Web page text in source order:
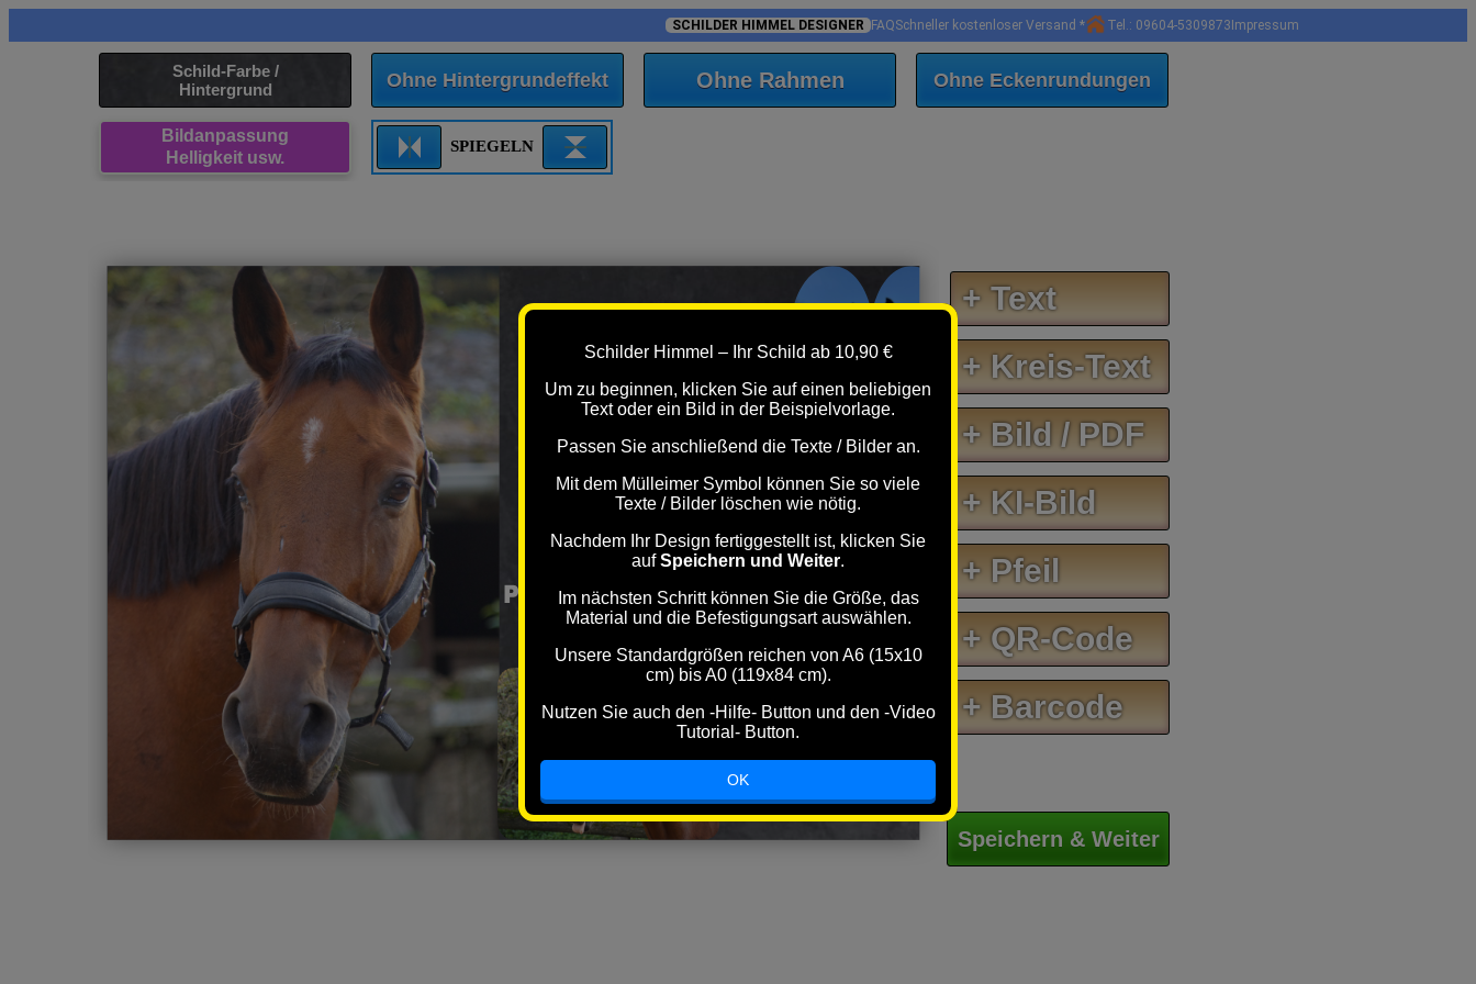
SCHILDER HIMMEL DESIGNER FAQSchneller kostenloser Versand * Tel.: 09604-5309873 Impressum
Schild-Farbe /
Hintergrund
Ohne Hintergrundeffekt Ohne Rahmen Ohne Eckenrundungen
Bildanpassung
Helligkeit usw.
SPIEGELN
Sari
Besitzer : Heike Buddemeier
Pflegebeteidigung : Kiana H, Mia L
* 20.03.2009
+ Text
+ Kreis-Text
+ Bild / PDF
+ KI-Bild
+ Pfeil
+ QR-Code
+ Barcode
Speichern & Weiter
Schilder Himmel – Ihr Schild ab 10,90 €
Um zu beginnen, klicken Sie auf einen beliebigen
Text oder ein Bild in der Beispielvorlage.
Passen Sie anschließend die Texte / Bilder an.
Mit dem Mülleimer Symbol können Sie so viele
Texte / Bilder löschen wie nötig.
Nachdem Ihr Design fertiggestellt ist, klicken Sie
aufSpeichern und Weiter.
Im nächsten Schritt können Sie die Größe, das
Material und die Befestigungsart auswählen.
Unsere Standardgrößen reichen von A6 (15x10
cm) bis A0 (119x84 cm).
Nutzen Sie auch den -Hilfe- Button und den -Video
Tutorial- Button.
OK